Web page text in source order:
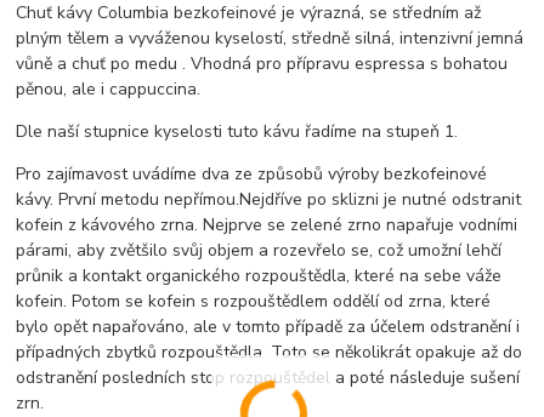
Chuť kávy Columbia bezkofeinové je výrazná, se středním až
plným tělem a vyváženou kyselostí, středně silná, intenzivní jemná
vůně a chuť po medu . Vhodná pro přípravu espressa s bohatou
pěnou, ale i cappuccina.
Dle naší stupnice kyselosti tuto kávu řadíme na stupeň 1.
Pro zajímavost uvádíme dva ze způsobů výroby bezkofeinové
kávy. První metodu nepřímou.Nejdříve po sklizni je nutné odstranit
kofein z kávového zrna. Nejprve se zelené zrno napařuje vodními
párami, aby zvětšilo svůj objem a rozevřelo se, což umožní lehčí
průnik a kontakt organického rozpouštědla, které na sebe váže
kofein. Potom se kofein s rozpouštědlem oddělí od zrna, které
bylo opět napařováno, ale v tomto případě za účelem odstranění i
případných zbytků rozpouštědla. Toto se několikrát opakuje až do
odstranění posledních stop rozpouštědel a poté následuje sušení
zrn.